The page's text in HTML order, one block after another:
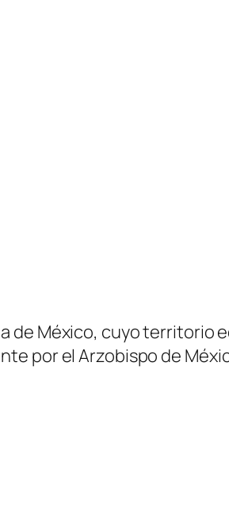
de México, cuyo territorio
por el Arzobispo de